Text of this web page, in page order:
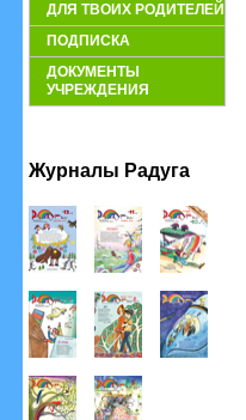
ДЛЯ ТВОИХ РОДИТЕЛЕЙ
ПОДПИСКА
ДОКУМЕНТЫ
УЧРЕЖДЕНИЯ
Журналы Радуга